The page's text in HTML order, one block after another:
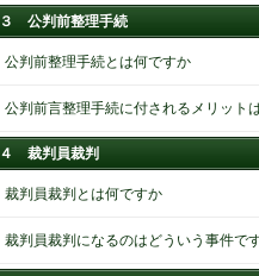
３ 公判前整理手続
公判前整理手続とは何ですか
公判前言整理手続に付されるメリット
４ 裁判員裁判
裁判員裁判とは何ですか
裁判員裁判になるのはどういう事件で